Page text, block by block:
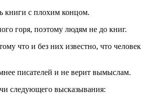
книги с плохим концом.
горя, поэтому людям не до книг.
что и без них известно, что человек
писателей и не верит вымыслам.
следующего высказывания: